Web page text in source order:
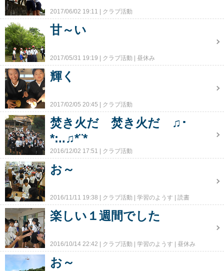
2017/06/02 19:11 クラブ活動
甘～い
2017/05/31 19:19 クラブ活動 昼休み
輝く
2017/02/05 20:45 クラブ活動
焚き火だ 焚き火だ ♫･
*:..♫*¨*
2016/12/02 17:51 クラブ活動
お～
2016/11/11 19:38 クラブ活動 学習のようす 読書
楽しい１週間でした
2016/10/14 22:42 クラブ活動 学習のようす 昼休み
お～